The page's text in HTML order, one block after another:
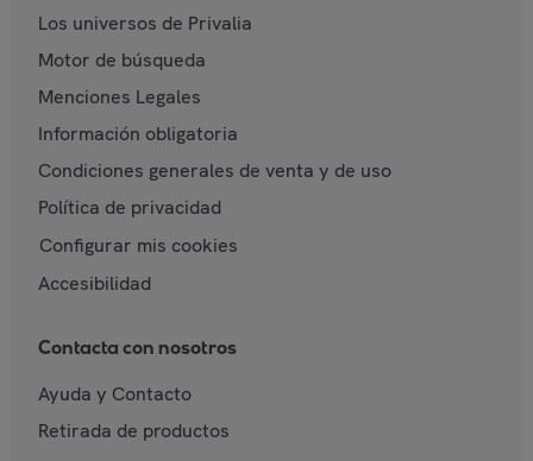
Los universos de Privalia
Motor de búsqueda
Menciones Legales
Información obligatoria
Condiciones generales de venta y de uso
Política de privacidad
Configurar mis cookies
Accesibilidad
Contacta con nosotros
Ayuda y Contacto
Retirada de productos